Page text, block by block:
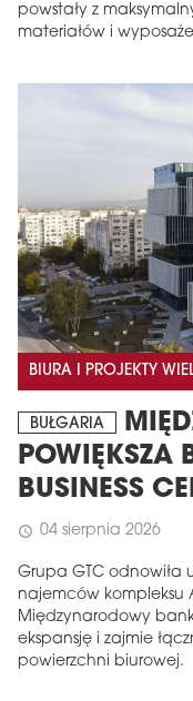
powstały z
materiałów i
BIURA I PROJEKTY
BUŁGARIA
POWIĘKSZA
BUSINESS
schedule 04 sierpnia 2026
Grupa GTC odnowiła
najemców kompleksu
Międzynarodowy
ekspansję i zajmie
powierzchni biurowej.